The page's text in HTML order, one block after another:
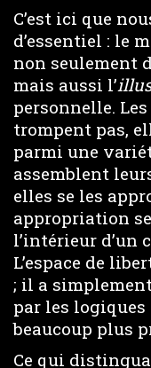
C’est ici que
d’essentiel : le
non seulement
mais aussi l’
personnelle.
trompent pas,
parmi une
assemblent
elles se les
appropriation
l’intérieur d’un
L’espace de
; il a
par les logiques
beaucoup plus
Ce qui